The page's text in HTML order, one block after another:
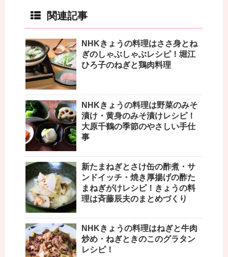
関連記事
NHKきょうの料理はささ身とね
ぎのしゃぶしゃぶレシピ！堀江
ひろ子のねぎと鶏肉料理
NHKきょうの料理は野菜のみそ
漬け・黄身のみそ漬けレシピ！
大原千鶴の季節のやさしい手仕
事
新たまねぎとさけ缶の酢煮・サ
ンドイッチ・焼き厚揚げの酢た
まねぎがけレシピ！きょうの料
理は斉藤辰夫のまとめづくり
NHKきょうの料理はねぎと牛肉
炒め・ねぎときのこのグラタン
レシピ！